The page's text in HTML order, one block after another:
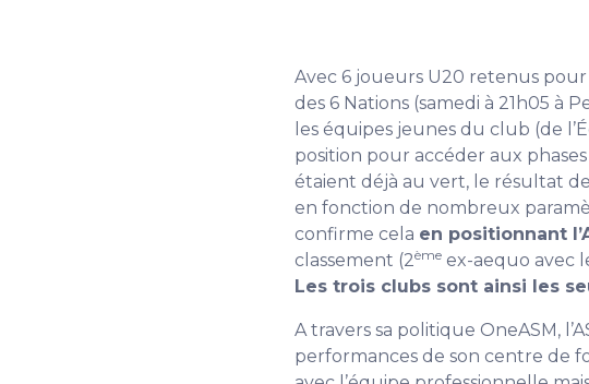
Avec 6 joueurs U20 retenus
des 6 Nations (samedi à 21h05 à
les équipes jeunes du club (de
position pour accéder aux
étaient déjà au vert, le résultat
en fonction de nombreux
confirme cela en positionnant
classement (2ème ex-aequo avec
Les trois clubs sont ainsi les
A travers sa politique OneASM,
performances de son centre de